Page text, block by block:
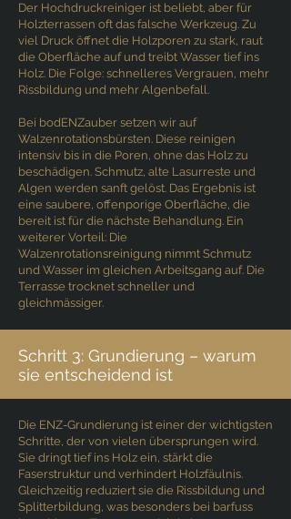
Der Hochdruckreiniger ist beliebt, aber für
Holzterrassen oft das falsche Werkzeug. Zu
viel Druck öffnet die Holzporen zu stark, raut
die Oberfläche auf und treibt Wasser tief ins
Holz. Die Folge: schnelleres Vergrauen, mehr
Rissbildung und mehr Algenbefall.
Bei bodENZauber setzen wir auf
Walzenrotationsbürsten. Diese reinigen
intensiv bis in die Poren, ohne das Holz zu
beschädigen. Schmutz, alte Lasurreste und
Algen werden sanft gelöst. Das Ergebnis ist
eine saubere, offenporige Oberfläche, die
bereit ist für die nächste Behandlung. Ein
weiterer Vorteil: Die
Walzenrotationsreinigung nimmt Schmutz
und Wasser im gleichen Arbeitsgang auf. Die
Terrasse trocknet schneller und
gleichmässiger.
Schritt 3: Grundierung – warum
sie entscheidend ist
Die ENZ-Grundierung ist einer der wichtigsten
Schritte, der von vielen übersprungen wird.
Sie dringt tief ins Holz ein, stärkt die
Faserstruktur und verhindert Holzfäulnis.
Gleichzeitig reduziert sie die Rissbildung und
Splitterbildung, was besonders bei barfuss